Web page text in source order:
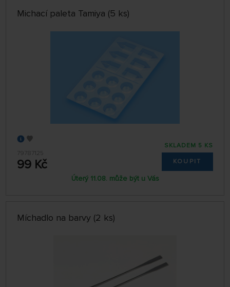
Michací paleta Tamiya (5 ks)
79787125
99 Kč
SKLADEM 5 KS
KOUPIT
Úterý 11.08. může být u Vás
Míchadlo na barvy (2 ks)